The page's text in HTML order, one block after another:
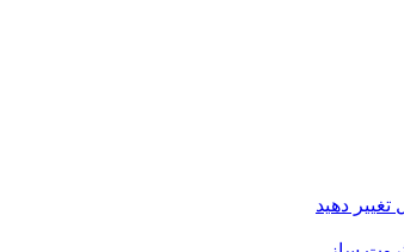
دهید